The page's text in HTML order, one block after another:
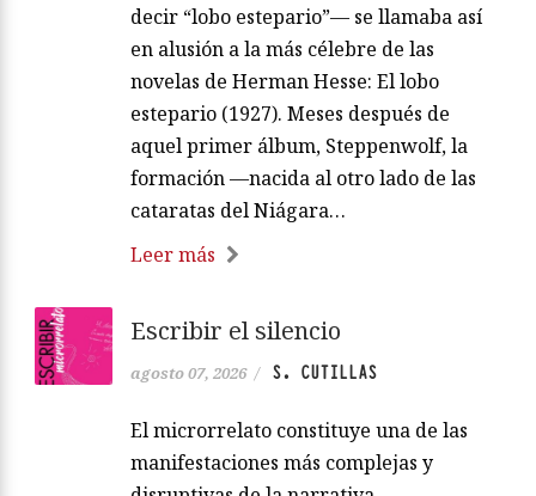
decir “lobo estepario”— se llamaba así
en alusión a la más célebre de las
novelas de Herman Hesse: El lobo
estepario (1927). Meses después de
aquel primer álbum, Steppenwolf, la
formación —nacida al otro lado de las
cataratas del Niágara…
Leer más
Escribir el silencio
agosto 07, 2026 / S. CUTILLAS
El microrrelato constituye una de las
manifestaciones más complejas y